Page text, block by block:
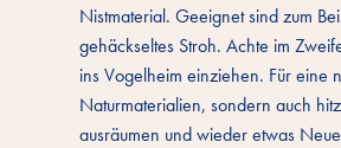
Nistmaterial. Geeignet sind zum
gehäckseltes Stroh. Achte im
ins Vogelheim einziehen. Für eine
Naturmaterialien, sondern auch
ausräumen und wieder etwas